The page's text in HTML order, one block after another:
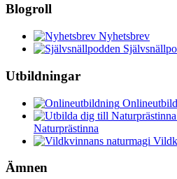
Blogroll
Nyhetsbrev
Utbildningar
Naturprästinna
Ämnen